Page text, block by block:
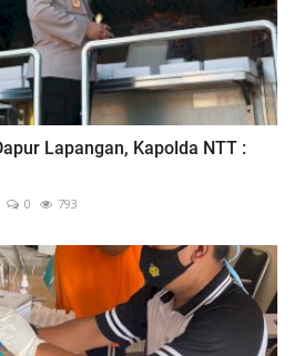
Lapangan, Kapolda NTT :
0 793